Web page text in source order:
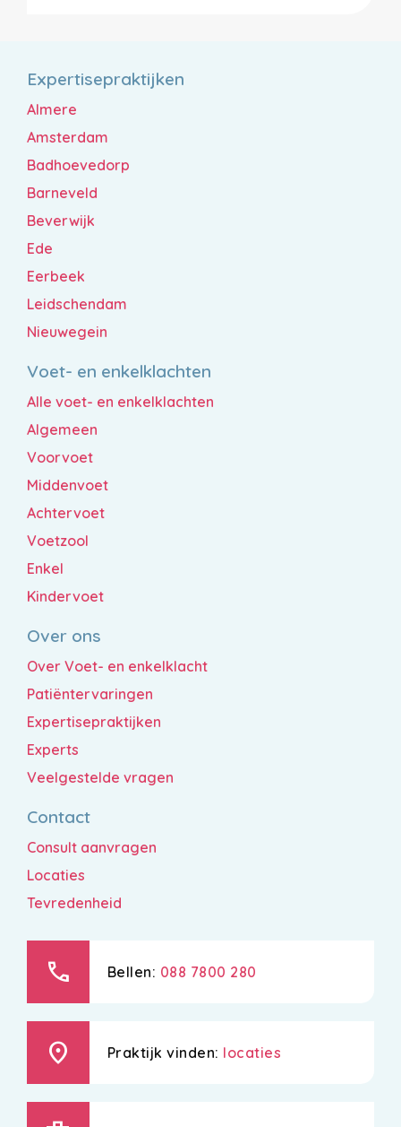
Expertisepraktijken
Almere
Amsterdam
Badhoevedorp
Barneveld
Beverwijk
Ede
Eerbeek
Leidschendam
Nieuwegein
Voet- en enkelklachten
Alle voet- en enkelklachten
Algemeen
Voorvoet
Middenvoet
Achtervoet
Voetzool
Enkel
Kindervoet
Over ons
Over Voet- en enkelklacht
Patiëntervaringen
Expertisepraktijken
Experts
Veelgestelde vragen
Contact
Consult aanvragen
Locaties
Tevredenheid
call Bellen: 088 7800 280
location_on Praktijk vinden: locaties